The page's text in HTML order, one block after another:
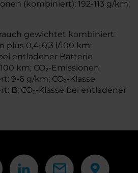
(kombiniert): 192-113 g/km;
gewichtet kombiniert:
plus 0,4-0,3 l/100 km;
entladener Batterie
km; CO₂-Emissionen
9-6 g/km; CO₂-Klasse
B; CO₂-Klasse bei entladener